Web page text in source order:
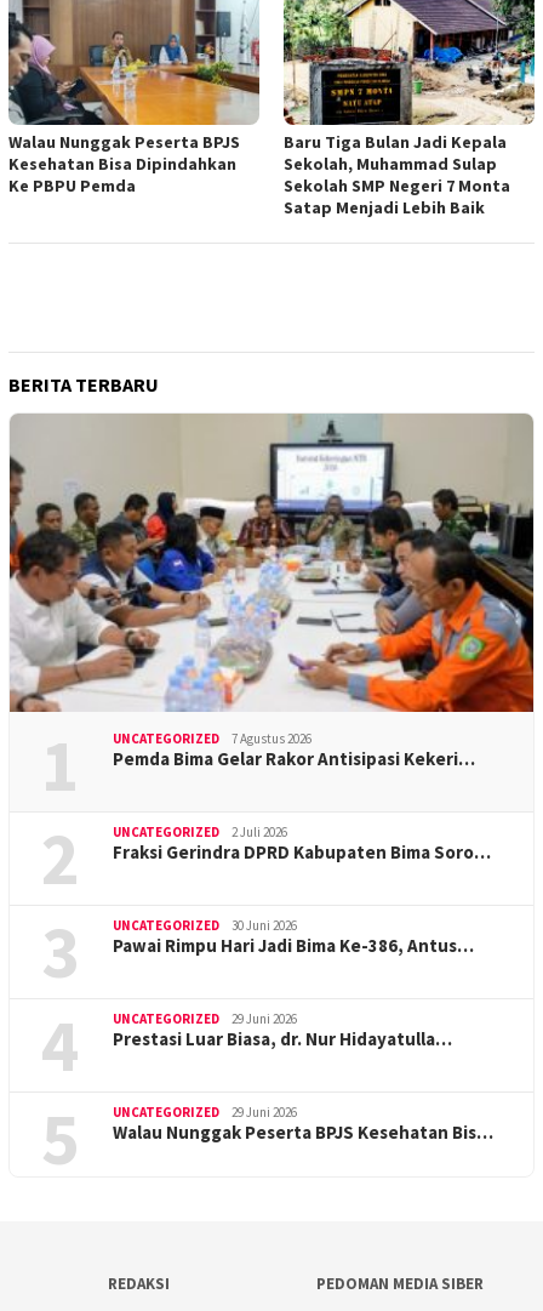
Walau Nunggak Peserta BPJS
Kesehatan Bisa Dipindahkan
Ke PBPU Pemda
Baru Tiga Bulan Jadi Kepala
Sekolah, Muhammad Sulap
Sekolah SMP Negeri 7 Monta
Satap Menjadi Lebih Baik
BERITA TERBARU
1 UNCATEGORIZED 7 Agustus 2026
Pemda Bima Gelar Rakor Antisipasi Kekeri…
2 UNCATEGORIZED 2 Juli 2026
Fraksi Gerindra DPRD Kabupaten Bima Soro…
3 UNCATEGORIZED 30 Juni 2026
Pawai Rimpu Hari Jadi Bima Ke-386, Antus…
4 UNCATEGORIZED 29 Juni 2026
Prestasi Luar Biasa, dr. Nur Hidayatulla…
5 UNCATEGORIZED 29 Juni 2026
Walau Nunggak Peserta BPJS Kesehatan Bis…
REDAKSI
PEDOMAN MEDIA SIBER